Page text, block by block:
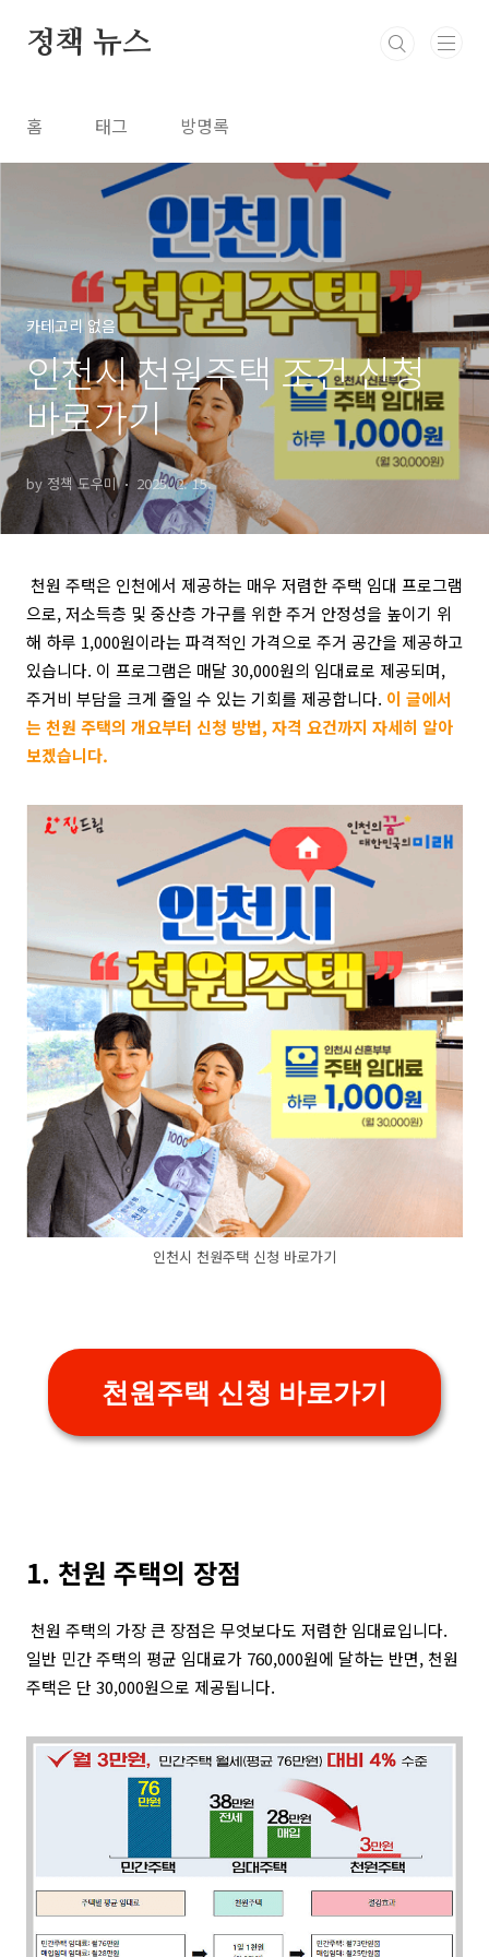
정책 뉴스
홈 태그 방명록
카테고리 없음
인천시 천원주택 조건 신청
바로가기
by 정책 도우미 2025. 2. 15.
천원 주택은 인천에서 제공하는 매우 저렴한 주택 임대 프로그램
으로,저소득층 및 중산층 가구를 위한 주거 안정성을 높이기 위
해 하루 1,000원이라는 파격적인 가격으로 주거 공간을 제공하고
있습니다. 이 프로그램은 매달 30,000원의 임대료로 제공되며,
주거비 부담을 크게 줄일 수 있는 기회를 제공합니다. 이 글에서
는 천원 주택의 개요부터 신청 방법, 자격 요건까지 자세히 알아
보겠습니다.
인천시 천원주택 신청 바로가기
천원주택 신청 바로가기
1. 천원 주택의 장점
천원 주택의 가장 큰 장점은 무엇보다도 저렴한 임대료입니다.
일반 민간 주택의 평균 임대료가 760,000원에 달하는 반면, 천원
주택은 단 30,000원으로 제공됩니다.